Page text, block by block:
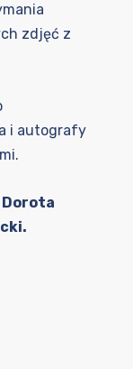
zdjęć z
i autografy
Dorota